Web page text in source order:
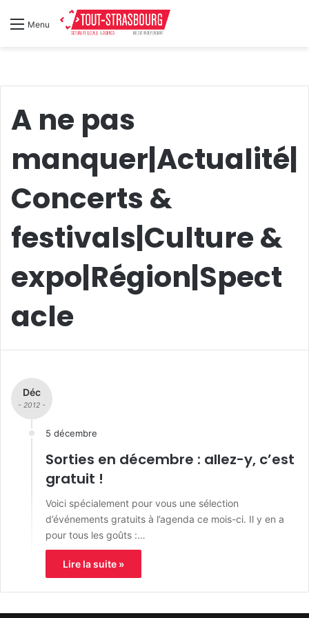
Menu
A ne pas
manquer|Actualité|
Concerts &
festivals|Culture &
expo|Région|Spect
acle
Déc
- 2012 -
5 décembre
Sorties en décembre : allez-y, c’est
gratuit !
Voici spécialement pour vous une sélection
d’événements gratuits à l’agenda ce mois-ci. Il y en a
pour tous les goûts :…
Lire la suite »